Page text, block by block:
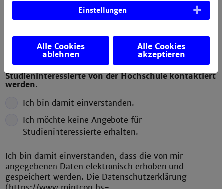
Poster/Flyer in deiner Schule
Nichts davon (nutze gerne das Nachrichtenfeld)
Ich möchte über spezielle Angebote für
Studieninteressierte von der Hochschule kontaktiert
werden.
Ich bin damit einverstanden.
Ich möchte keine Angebote für
Studieninteressierte erhalten.
Ich bin damit einverstanden, dass die von mir
angegebenen Daten elektronisch erhoben und
gespeichert werden. Die Datenschutzerklärung
Einstellungen
Alle Cookies
ablehnen
Alle Cookies
akzeptieren